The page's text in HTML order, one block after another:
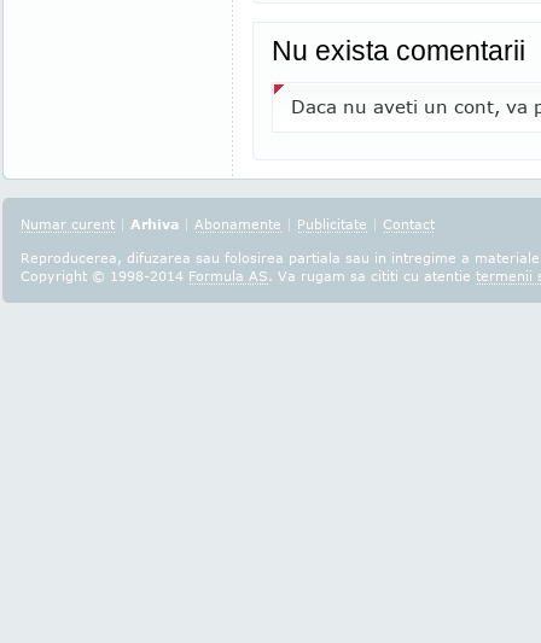
Nu exista comentarii
Daca nu aveti un cont, va
Numar curent | Arhiva | Abonamente | Publicitate | Contact
Reproducerea, difuzarea sau folosirea partiala sau in intregime a
Copyright © 1998-2014 Formula AS. Va rugam sa cititi cu atentie termenii